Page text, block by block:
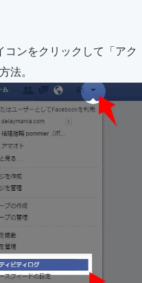
ンをクリックして「アク
法。